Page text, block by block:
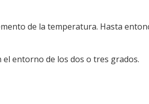
de la temperatura. Hasta
entorno de los dos o tres grados.